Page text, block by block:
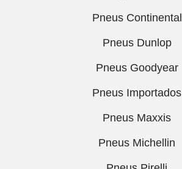
Pneus Continental
Pneus Dunlop
Pneus Goodyear
Pneus Importados
Pneus Maxxis
Pneus Michellin